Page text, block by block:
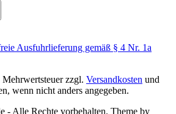
Ausfuhrlieferung gemäß § 4 Nr. 1a
zzgl. Versandkosten und
wenn nicht anders angegeben.
- Alle Rechte vorbehalten. Theme by